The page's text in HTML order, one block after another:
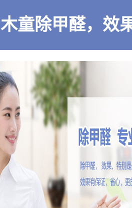
木童除甲醛，效